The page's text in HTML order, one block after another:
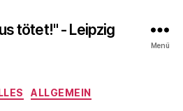
tötet!" - Leipzig
Menü
Kategorien
ALLGEMEIN